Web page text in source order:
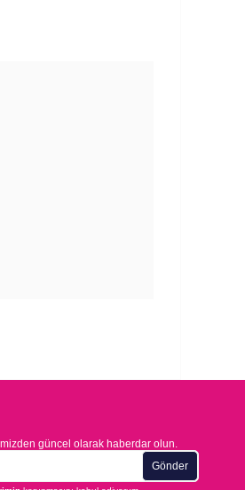
güncel olarak haberdar olun.
Gönder